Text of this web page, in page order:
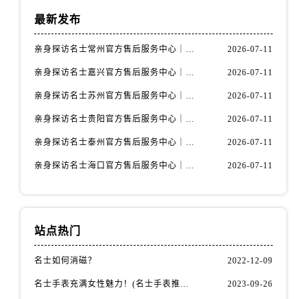
最新发布
亲身探访名士常州官方售后服务中心｜全新官方服务电话与地址（2026年7月最新） 2026-07-11
亲身探访名士嘉兴官方售后服务中心｜全新地址和售后电话（2026年7月最新） 2026-07-11
亲身探访名士苏州官方售后服务中心｜服务热线与门店详细地址（2026年7月最新） 2026-07-11
亲身探访名士贵阳官方售后服务中心｜网点地址与电话（2026年7月最新） 2026-07-11
亲身探访名士泰州官方售后服务中心｜最新网点地址及热线（2026年7月最新） 2026-07-11
亲身探访名士海口官方售后服务中心｜全部地址与售后电话（2026年7月最新） 2026-07-11
站点热门
名士如何消磁？ 2022-12-09
名士手表充满女性魅力！(名士手表推荐！) 2023-09-26